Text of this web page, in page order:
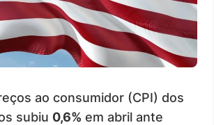
ao consumidor (CPI) dos
subiu 0,6% em abril ante